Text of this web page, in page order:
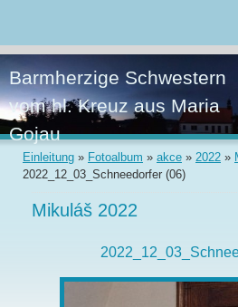
Barmherzige Schwestern
vom hl. Kreuz aus Maria
Gojau
Einleitung » Fotoalbum » akce » 2022 »
2022_12_03_Schneedorfer (06)
Mikuláš 2022